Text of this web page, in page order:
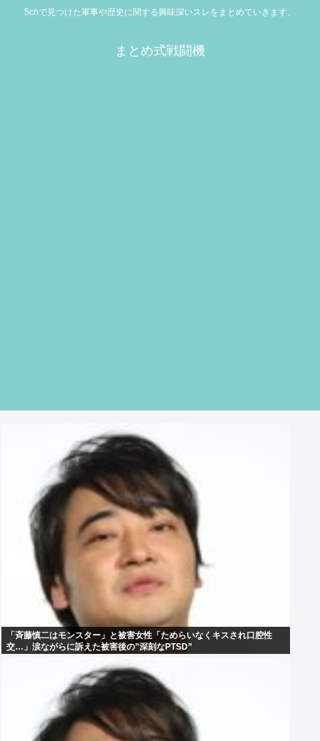
5chで見つけた軍事や歴史に関する興味深いスレをまとめていきます。
まとめ式戦闘機
「斉藤慎二はモンスター」と被害女性「ためらいなくキスされ口腔性
交…」涙ながらに訴えた被害後の”深刻なPTSD”